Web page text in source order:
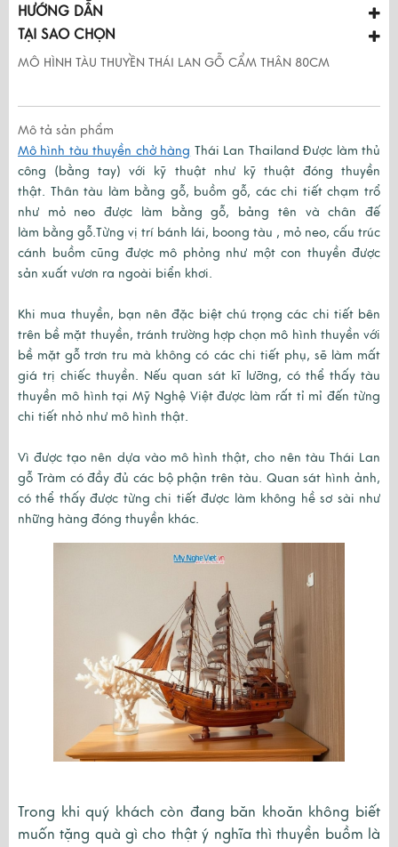
HƯỚNG DẪN
TẠI SAO CHỌN
MÔ HÌNH TÀU THUYỀN THÁI LAN GỖ CẨM THÂN 80CM
Mô tả sản phẩm
Mô hình tàu thuyền chở hàng Thái Lan Thailand Được làm thủ
công (bằng tay) với kỹ thuật như kỹ thuật đóng thuyền
thật. Thân tàu làm bằng gỗ, buồm gỗ, các chi tiết chạm trổ
như mỏ neo được làm bằng gỗ, bảng tên và chân đế
làm bằng gỗ.Từng vị trí bánh lái, boong tàu , mỏ neo, cấu trúc
cánh buồm cũng được mô phỏng như một con thuyền được
sản xuất vươn ra ngoài biển khơi.
Khi mua thuyền, bạn nên đặc biệt chú trọng các chi tiết bên
trên bề mặt thuyền, tránh trường hợp chọn mô hình thuyền với
bề mặt gỗ trơn tru mà không có các chi tiết phụ, sẽ làm mất
giá trị chiếc thuyền. Nếu quan sát kĩ lưỡng, có thể thấy tàu
thuyền mô hình tại Mỹ Nghệ Việt được làm rất tỉ mỉ đến từng
chi tiết nhỏ như mô hình thật.
Vì được tạo nên dựa vào mô hình thật, cho nên tàu Thái Lan
gỗ Tràm có đầy đủ các bộ phận trên tàu. Quan sát hình ảnh,
có thể thấy được từng chi tiết được làm không hề sơ sài như
những hàng đóng thuyền khác.
Trong khi quý khách còn đang băn khoăn không biết
muốn tặng quà gì cho thật ý nghĩa thì thuyền buồm là